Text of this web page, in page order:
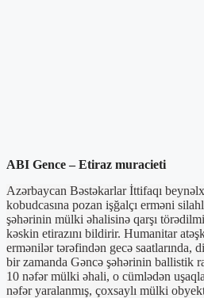
ABI Gence – Etiraz muracieti
Azərbaycan Bəstəkarlar İttifaqı
kobudcasına pozan işğalçı erməni
şəhərinin mülki əhalisinə qarşı
kəskin etirazını bildirir. Humanitar
ermənilər tərəfindən gecə saatlarında,
bir zamanda Gəncə şəhərinin ballistik
10 nəfər mülki əhali, o cümlədən
nəfər yaralanmış, çoxsaylı mülki